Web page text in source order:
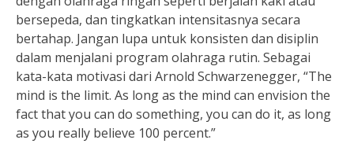
bersepeda, dan tingkatkan intensitasnya secara
bertahap. Jangan lupa untuk konsisten dan disiplin
dalam menjalani program olahraga rutin. Sebagai
kata-kata motivasi dari Arnold Schwarzenegger, “The
mind is the limit. As long as the mind can envision the
fact that you can do something, you can do it, as long
as you really believe 100 percent.”